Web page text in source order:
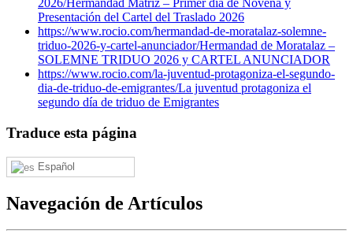
2026/Hermandad Matriz – Primer día de Novena y
Presentación del Cartel del Traslado 2026
https://www.rocio.com/hermandad-de-moratalaz-solemne-
triduo-2026-y-cartel-anunciador/Hermandad de Moratalaz –
SOLEMNE TRIDUO 2026 y CARTEL ANUNCIADOR
https://www.rocio.com/la-juventud-protagoniza-el-segundo-
dia-de-triduo-de-emigrantes/La juventud protagoniza el
segundo día de triduo de Emigrantes
Traduce esta página
Español
Navegación de Artículos